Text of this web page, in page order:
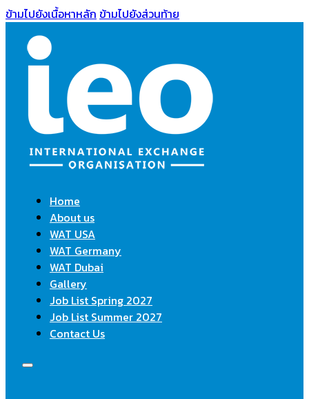
ข้ามไปยังเนื้อหาหลัก ข้ามไปยังส่วนท้าย
Home
About us
WAT USA
WAT Germany
WAT Dubai
Gallery
Job List Spring 2027
Job List Summer 2027
Contact Us